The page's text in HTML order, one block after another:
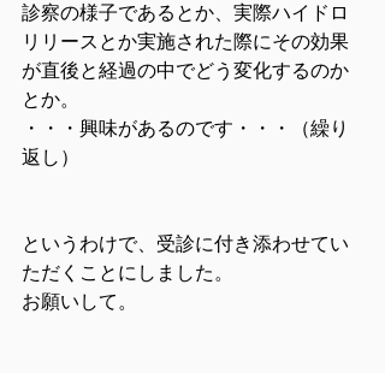
診察の様子であるとか、実際ハイドロ
リリースとか実施された際にその効果
が直後と経過の中でどう変化するのか
とか。
・・・興味があるのです・・・（繰り
返し）
というわけで、受診に付き添わせてい
ただくことにしました。
お願いして。